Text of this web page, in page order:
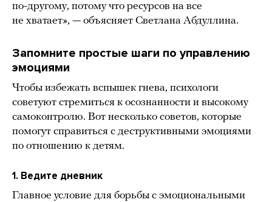
по-другому, потому что ресурсов на все
не хватает», — объясняет Светлана Абдуллина.
Запомните простые шаги по управлению
эмоциями
Чтобы избежать вспышек гнева, психологи
советуют стремиться к осознанности и высокому
самоконтролю. Вот несколько советов, которые
помогут справиться с деструктивными эмоциями
по отношению к детям.
1. Ведите дневник
Главное условие для борьбы с эмоциональными